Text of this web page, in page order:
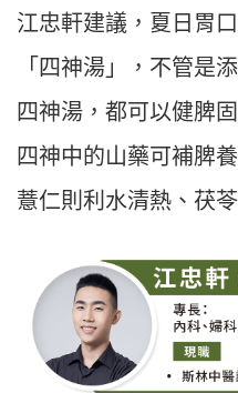
江忠軒建議，夏日胃
「四神湯」，不管是
四神湯，都可以健脾
四神中的山藥可補脾
薏仁則利水清熱、茯